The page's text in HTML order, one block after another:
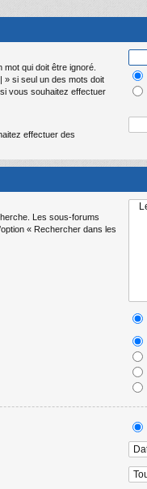
qui doit être ignoré.
» si seul un des mots doit
vous souhaitez effectuer
effectuer des
Les sous-forums
« Rechercher dans les